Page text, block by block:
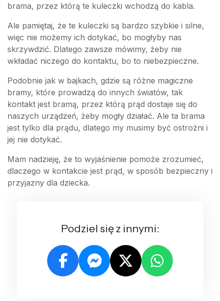
brama, przez którą te kuleczki wchodzą do kabla.
Ale pamiętaj, że te kuleczki są bardzo szybkie i silne,
więc nie możemy ich dotykać, bo mogłyby nas
skrzywdzić. Dlatego zawsze mówimy, żeby nie
wkładać niczego do kontaktu, bo to niebezpieczne.
Podobnie jak w bajkach, gdzie są różne magiczne
bramy, które prowadzą do innych światów, tak
kontakt jest bramą, przez którą prąd dostaje się do
naszych urządzeń, żeby mogły działać. Ale ta brama
jest tylko dla prądu, dlatego my musimy być ostrożni i
jej nie dotykać.
Mam nadzieję, że to wyjaśnienie pomoże zrozumieć,
dlaczego w kontakcie jest prąd, w sposób bezpieczny i
przyjazny dla dziecka.
Podziel się z innymi: